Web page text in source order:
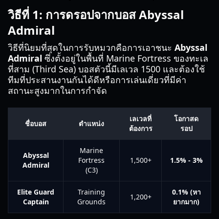
วิธีที่ 1: การดรอปจากบอส Abyssal
Admiral
วิธีที่นิยมที่สุดในการรับหมวกคือการเอาชนะ Abyssal
Admiral ซึ่งตั้งอยู่ในพื้นที่ Marine Fortress ของทะเล
ที่สาม (Third Sea) บอสตัวนี้มีเลเวล 1500 และต้องใช้
ทีมที่ประสานงานกันได้ดีหรือการเล่นเดี่ยวที่มีค่า
สถานะสูงมากในการกำจัด
ชื่อบอส ตำแหน่ง
เลเวลที่
ต้องการ
โอกาสด
รอป
Abyssal
Admiral
Marine
Fortress
(C3)
1,500+ 1.5% - 3%
Elite Guard
Captain
Training
Grounds
1,200+
0.1% (หา
ยากมาก)